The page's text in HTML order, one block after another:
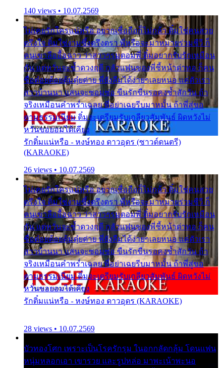
140 views • 10.07.2569
ไม่เคยรักใครแน่หรือ อยากเชื่อถือก็ไม่กล้า ติ๋มใช่คนสวย
ตรึงใจ ติ๋มใช่งามซึ้งตรึงตรา พี่หรือจะมาหมายร่วมชีวี ก็
คนเขาลืออื้อฉาว ว่าสาวๆรุมตอมพี่ ติ๋มอยากรับรักเหมือน
กัน แต่หวั่นจะช้ำดวงฤดี กลัวแฟนของพี่ชี้หน้าด่าทอ ก็คน
ชื่อต๋อยต้อยตุ้มตุ๋ยต่าย พี่ยังลืมได้ง่ายๆเลยหนอ แค่ตัวเรา
สาวบ้านนา แสนจะซอมซ่อ ขืนรักขืนรอคงช้ำสักวัน ถ้า
จริงเหมือนคำพร่ำเฉลย พี่อย่าเฉยรีบมาหมั้น ถ้าพี่สู่ขอ
ตามธรรมเนียม ติ๋มจะเตรียมรับเกลียวสัมพันธ์ ผิดหวังไม่
หวั่นขอยอมได้เคียง
รักติ๋มแน่หรือ - หงษ์ทอง ดาวอุดร (ซาวด์ดนตรี)
(KARAOKE)
26 views • 10.07.2569
ไม่เคยรักใครแน่หรือ อยากเชื่อถือก็ไม่กล้า ติ๋มใช่คนสวย
ตรึงใจ ติ๋มใช่งามซึ้งตรึงตรา พี่หรือจะมาหมายร่วมชีวี ก็
คนเขาลืออื้อฉาว ว่าสาวๆรุมตอมพี่ ติ๋มอยากรับรักเหมือน
กัน แต่หวั่นจะช้ำดวงฤดี กลัวแฟนของพี่ชี้หน้าด่าทอ ก็คน
ชื่อต๋อยต้อยตุ้มตุ๋ยต่าย พี่ยังลืมได้ง่ายๆเลยหนอ แค่ตัวเรา
สาวบ้านนา แสนจะซอมซ่อ ขืนรักขืนรอคงช้ำสักวัน ถ้า
จริงเหมือนคำพร่ำเฉลย พี่อย่าเฉยรีบมาหมั้น ถ้าพี่สู่ขอ
ตามธรรมเนียม ติ๋มจะเตรียมรับเกลียวสัมพันธ์ ผิดหวังไม่
หวั่นขอยอมได้เคียง
รักติ๋มแน่หรือ - หงษ์ทอง ดาวอุดร (KARAOKE)
28 views • 10.07.2569
บัวทองโศก เพราะเป็นโรครักรุม ในอกกลัดกลุ้ม โดนแฟน
หนุ่มหลอกเอา เขารวย และรูปหล่อ มาพะเน้าพะนอ